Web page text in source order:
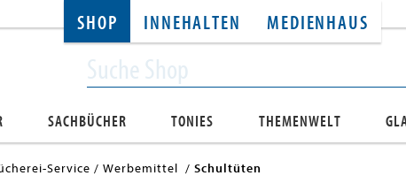
SHOP INNEHALTEN MEDIENHAUS
SACHBÜCHER TONIES THEMENWELT
Service Werbemittel Schultüten